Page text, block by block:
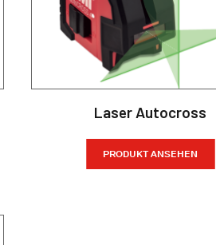
Laser Autocross
PRODUKT ANSEHEN